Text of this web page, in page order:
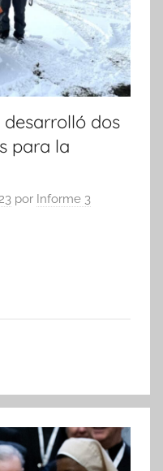
dos
para la
por Informe 3